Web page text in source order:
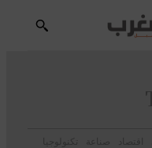
اقتصاد صناعة
تكنولوجيا